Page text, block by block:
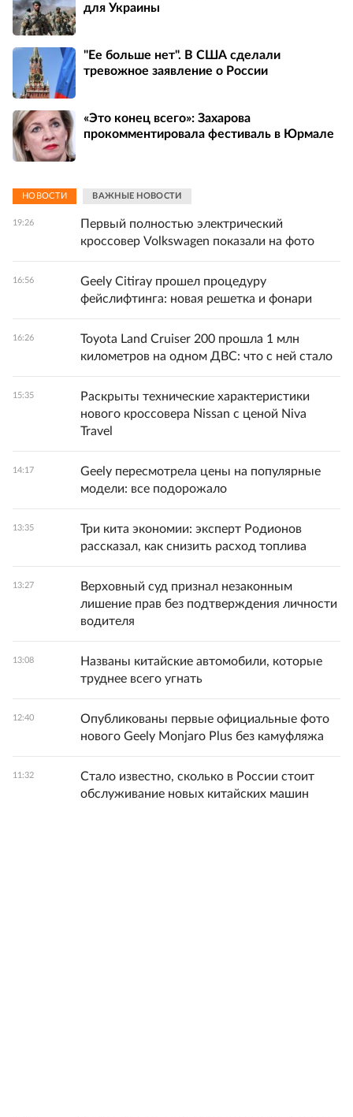
для Украины
"Ее больше нет". В США сделали
тревожное заявление о России
«Это конец всего»: Захарова
прокомментировала фестиваль в Юрмале
НОВОСТИ ВАЖНЫЕ НОВОСТИ
19:26
Первый полностью электрический
кроссовер Volkswagen показали на фото
16:56
Geely Citiray прошел процедуру
фейслифтинга: новая решетка и фонари
16:26
Toyota Land Cruiser 200 прошла 1 млн
километров на одном ДВС: что с ней стало
15:35
Раскрыты технические характеристики
нового кроссовера Nissan с ценой Niva
Travel
14:17
Geely пересмотрела цены на популярные
модели: все подорожало
13:35
Три кита экономии: эксперт Родионов
рассказал, как снизить расход топлива
13:27
Верховный суд признал незаконным
лишение прав без подтверждения личности
водителя
13:08
Названы китайские автомобили, которые
труднее всего угнать
12:40
Опубликованы первые официальные фото
нового Geely Monjaro Plus без камуфляжа
11:32
Стало известно, сколько в России стоит
обслуживание новых китайских машин